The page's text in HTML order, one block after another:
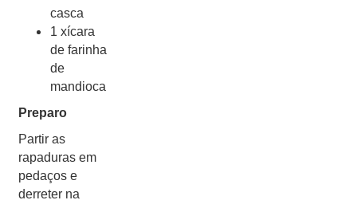
casca
1 xícara
de farinha
de
mandioca
Preparo
Partir as
rapaduras em
pedaços e
derreter na